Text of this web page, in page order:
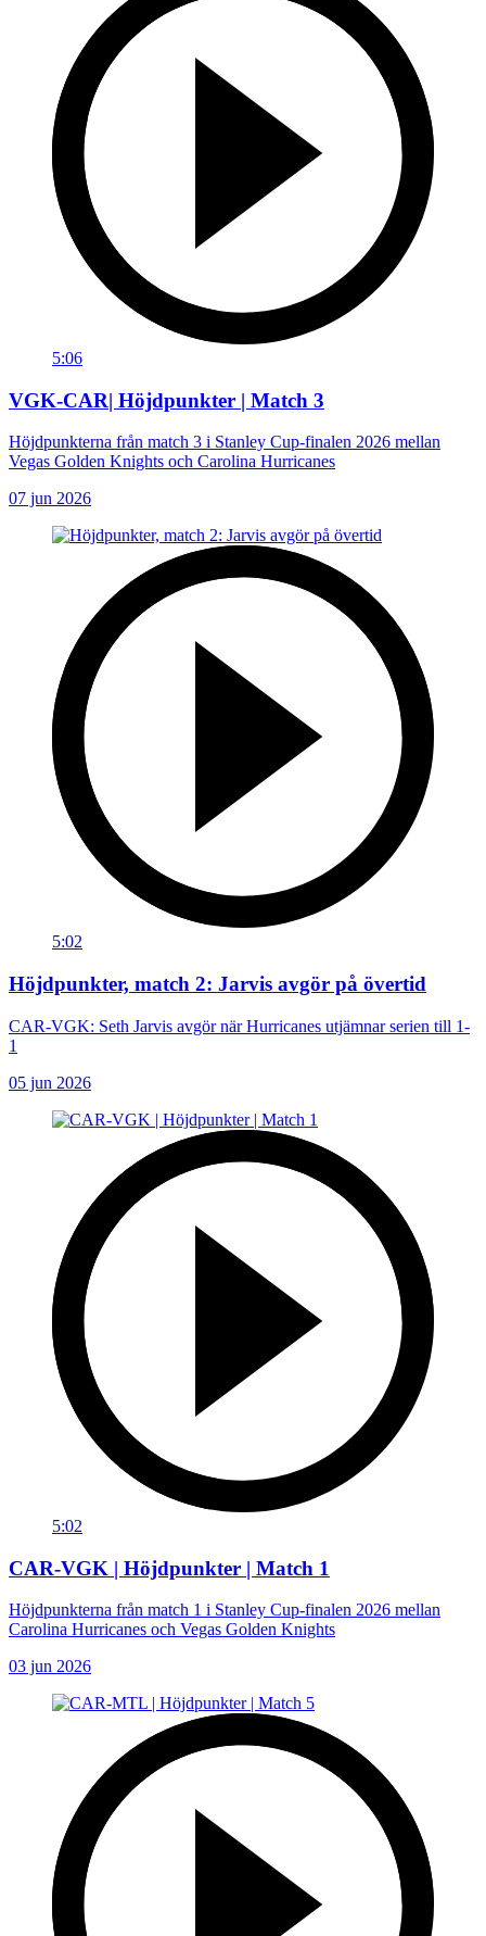
5:06
VGK-CAR| Höjdpunkter | Match 3
Höjdpunkterna från match 3 i Stanley Cup-finalen 2026 mellan
Vegas Golden Knights och Carolina Hurricanes
07 jun 2026
5:02
Höjdpunkter, match 2: Jarvis avgör på övertid
CAR-VGK: Seth Jarvis avgör när Hurricanes utjämnar serien till 1-
1
05 jun 2026
5:02
CAR-VGK | Höjdpunkter | Match 1
Höjdpunkterna från match 1 i Stanley Cup-finalen 2026 mellan
Carolina Hurricanes och Vegas Golden Knights
03 jun 2026